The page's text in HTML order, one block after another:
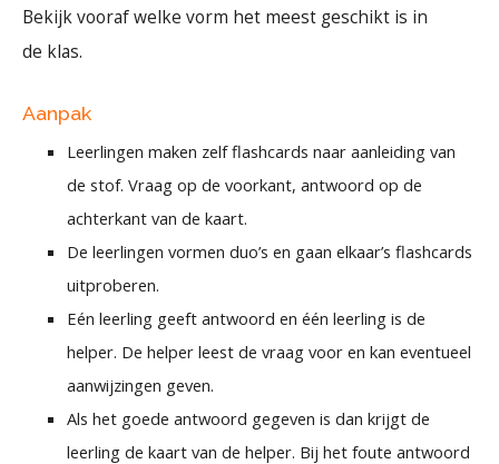
Bekijk vooraf welke vorm het meest geschikt is in
de klas.
Aanpak
Leerlingen maken zelf flashcards naar aanleiding van
de stof. Vraag op de voorkant, antwoord op de
achterkant van de kaart.
De leerlingen vormen duo’s en gaan elkaar’s flashcards
uitproberen.
Eén leerling geeft antwoord en één leerling is de
helper. De helper leest de vraag voor en kan eventueel
aanwijzingen geven.
Als het goede antwoord gegeven is dan krijgt de
leerling de kaart van de helper. Bij het foute antwoord